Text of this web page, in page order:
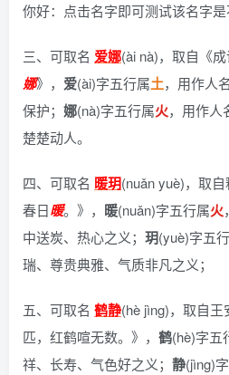
你好：点击名字即可测试该名字
三、可取名 爱娜(ài nà)， 取自《
娜》 ， 爱(ài)字五行属土，用作人
保护； 娜(nà)字五行属火，用作人
楚楚动人。
四、可取名 暖玥(nuǎn yuè)， 取自
春日暖。》 ， 暖(nuǎn)字五行属火
中送炭、热心之义； 玥(yuè)字五
瑞、尊贵典雅、气质非凡之义；
五、可取名 鹤静(hè jìng)， 取自王
匹，红鹤喧无数。》 ， 鹤(hè)字五
祥、长寿、气色好之义； 静(jìng)